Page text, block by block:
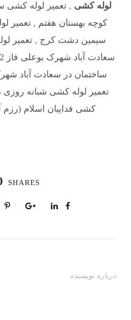
لوله کشی ,تعمیر لوله کشی
کوچه بهستان هفتم , تعمیر
سیمین دشت کرج , تعمیر
سعادت آباد شهرک بوعلی فاز 2 دو
ساختمان در سعادت آباد شهرک
تعمیر لوله کشی شبانه روزی
کشی فداییان اسلام (رزم
SHARES
درباره نویسنده